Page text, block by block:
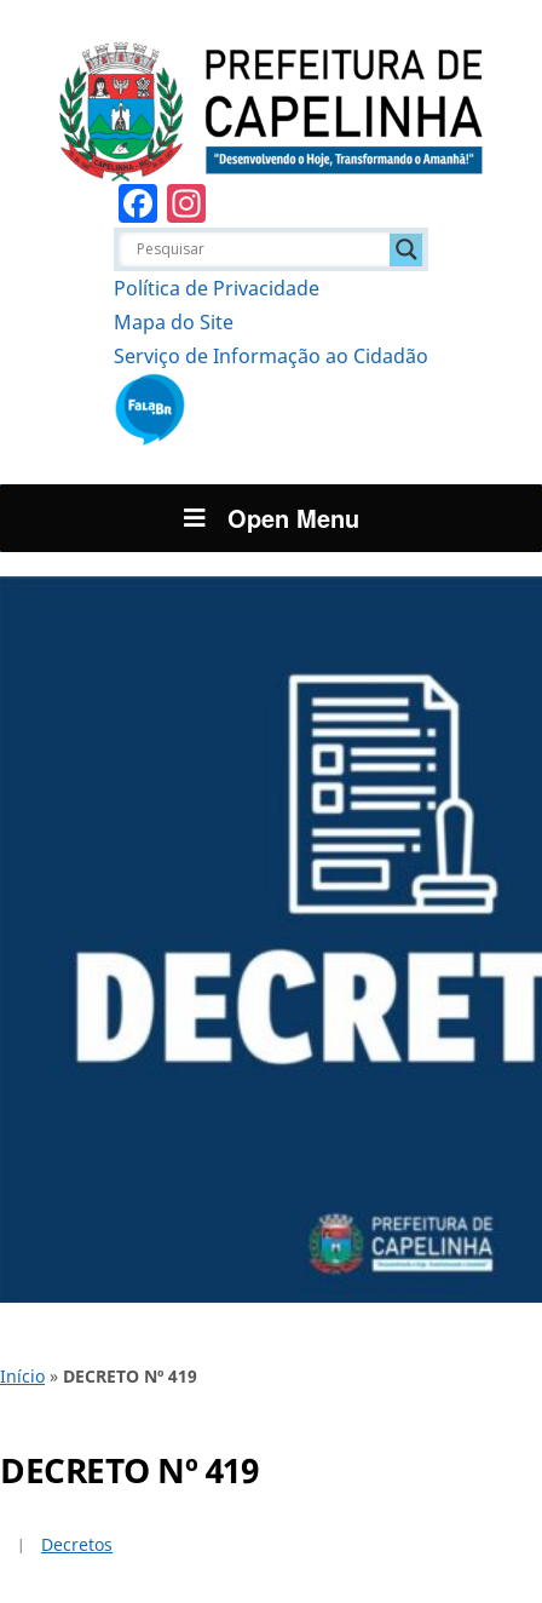
Facebook
Política de Privacidade
Mapa do Site
Serviço de Informação ao Cidadão
Open Menu
Início » DECRETO Nº 419
DECRETO Nº 419
Decretos